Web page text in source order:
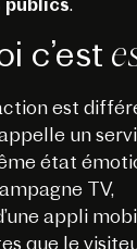
publics.
c’est
est
un
état
TV,
appli
que le